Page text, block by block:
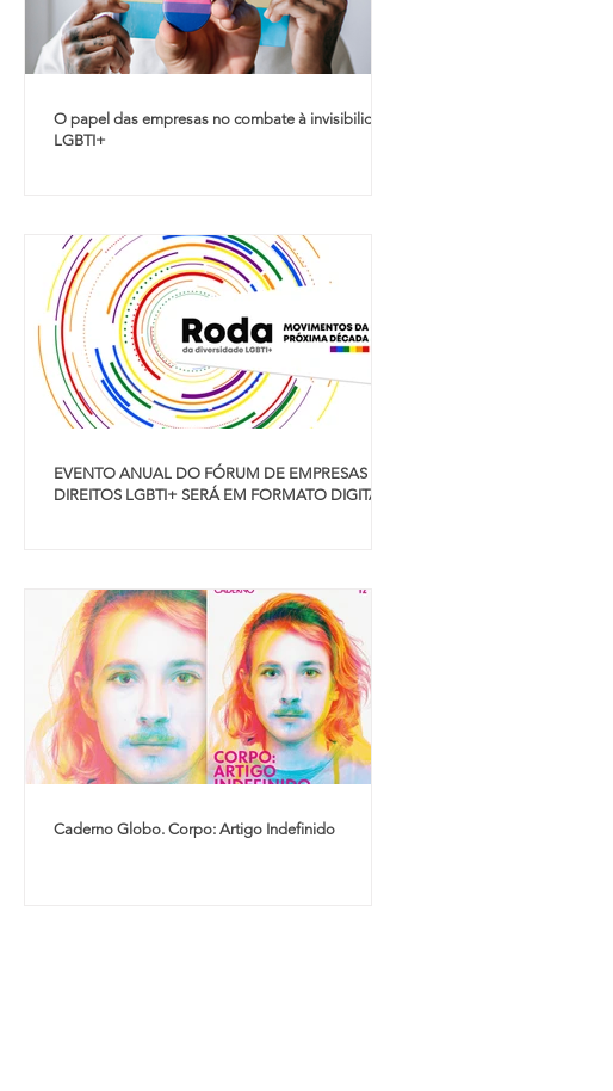
O papel das empresas no combate à invisibilidade
LGBTI+
EVENTO ANUAL DO FÓRUM DE EMPRESAS E
DIREITOS LGBTI+ SERÁ EM FORMATO DIGITAL
Caderno Globo. Corpo: Artigo Indefinido